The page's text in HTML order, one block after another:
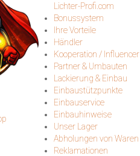
Lichter-Profi.com
Bonussystem
Ihre Vorteile
Händler
Kooperation / Influencer
Partner & Umbauten
Lackierung & Einbau
Einbaustützpunkte
Einbauservice
Einbauhinweise
Unser Lager
Abholungen von Waren
Reklamationen